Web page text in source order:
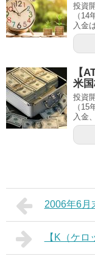
投資
（
入金
【
米
投資
（
入金
2006年6月
【K（ケ